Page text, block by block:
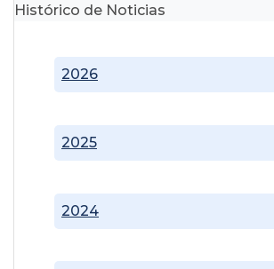
Histórico de Noticias
2024
2025
2026